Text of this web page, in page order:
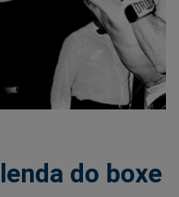
do boxe